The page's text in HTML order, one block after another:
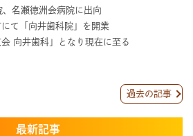
名瀬徳洲会病院に出向
て「向井歯科院」を開業
会 向井歯科」となり現在に至る
過去の記事
最新記事